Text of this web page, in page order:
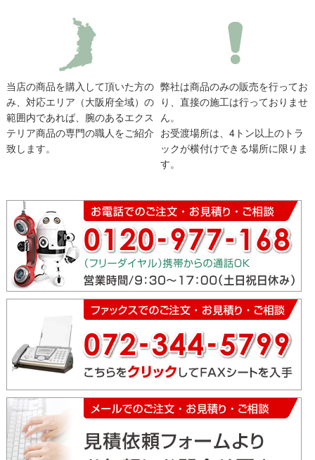
当店の商品を購入して頂いた方の
み、対応エリア（大阪府全域）の
範囲内であれば、腕のあるエクス
テリア商品の専門の職人をご紹介
致します。
弊社は商品のみの販売を行ってお
り、直接の施工は行っておりませ
ん。
お受渡場所は、4トン以上のトラ
ックが横付けできる場所に限りま
す。